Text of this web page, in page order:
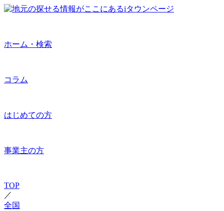
ホーム・検索
コラム
はじめての方
事業主の方
TOP
／
全国